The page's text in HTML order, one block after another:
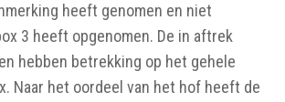
heeft genomen en niet
3 heeft opgenomen. De in aftrek
hebben betrekking op het gehele
Naar het oordeel van het hof heeft de